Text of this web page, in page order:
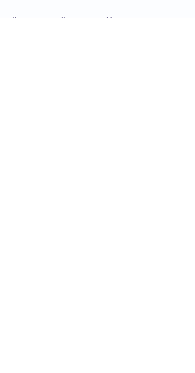
#политика
#политикаКазахстана